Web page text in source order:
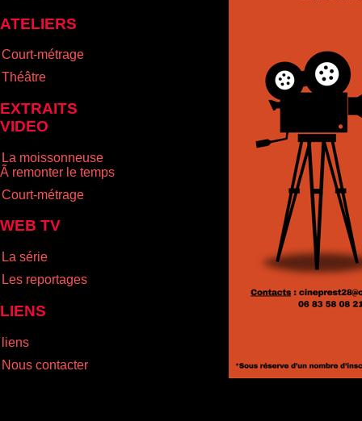
ATELIERS
Court-métrage
Théâtre
EXTRAITS
VIDEO
La moissonneuse
Ã remonter le temps
Court-métrage
WEB TV
La série
Les reportages
LIENS
liens
Nous contacter